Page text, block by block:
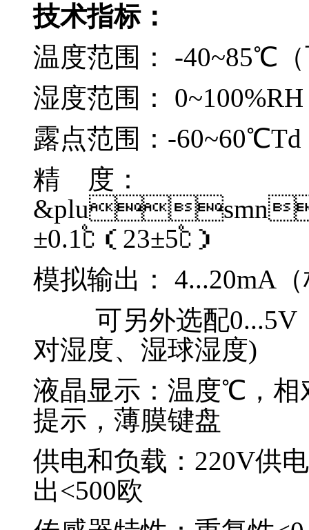
技术指标：
温度范围： -40~85℃
湿度范围： 0~100%RH
露点范围：-
精 度：
±0.1℃（23±5℃）
模拟输出： 4...20mA
可另外选配
对湿度、湿球湿度)
液晶显示：温度℃，相
提示，薄膜键盘
供电和负载：220V供
出<500欧